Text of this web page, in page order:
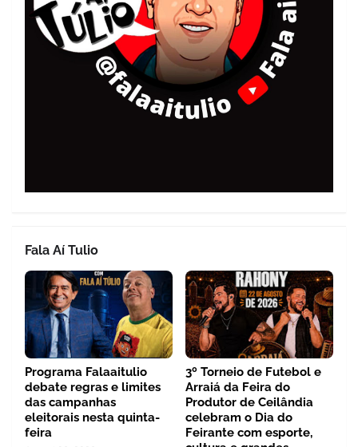
Fala Aí Tulio
Programa Falaaitulio
debate regras e limites
das campanhas
eleitorais nesta quinta-
feira
3º Torneio de Futebol e
Arraiá da Feira do
Produtor de Ceilândia
celebram o Dia do
Feirante com esporte,